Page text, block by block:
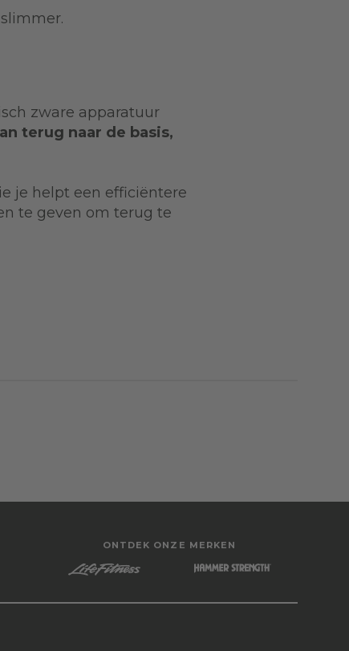
zware apparatuur
terug naar de basis,
je helpt een efficiëntere
te geven om terug te
ONTDEK ONZE MERKEN